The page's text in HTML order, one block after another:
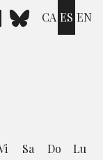
CA ES EN
ticktok
a spotify
Link aLink a
Sa
Do
Lu